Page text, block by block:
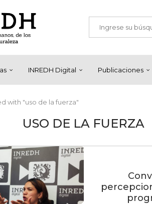
INREDH Digital Publicaciones
with "uso de la fuerza"
USO DE LA FUERZA